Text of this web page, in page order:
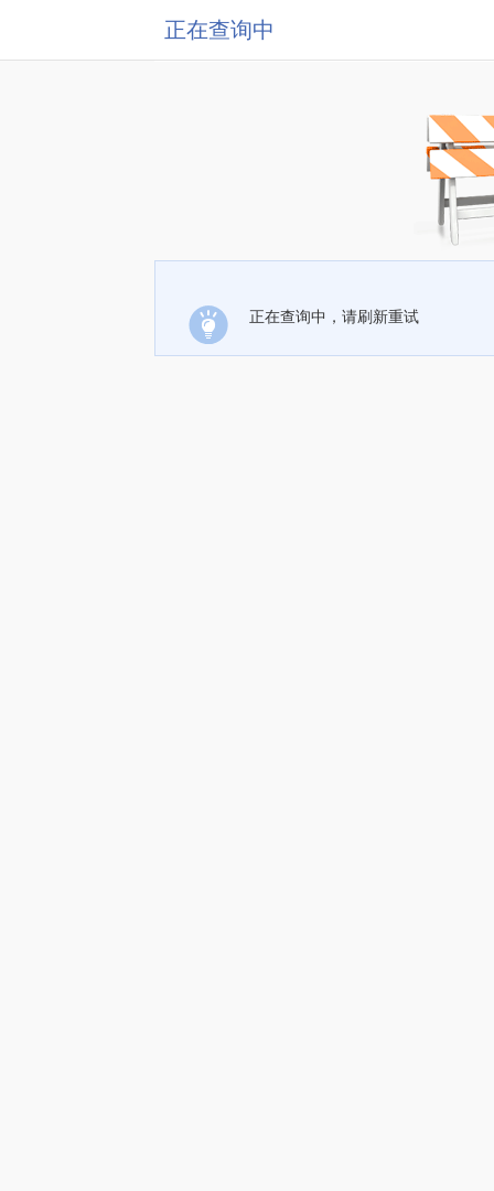
正在查询中
正在查询中，请刷新重试